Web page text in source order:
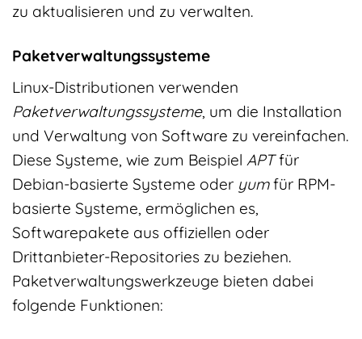
zu aktualisieren und zu verwalten.
Paketverwaltungssysteme
Linux-Distributionen verwenden
Paketverwaltungssysteme, um die Installation
und Verwaltung von Software zu vereinfachen.
Diese Systeme, wie zum Beispiel APTfür
Debian-basierte Systeme oder yumfür RPM-
basierte Systeme, ermöglichen es,
Softwarepakete aus offiziellen oder
Drittanbieter-Repositories zu beziehen.
Paketverwaltungswerkzeuge bieten dabei
folgende Funktionen: